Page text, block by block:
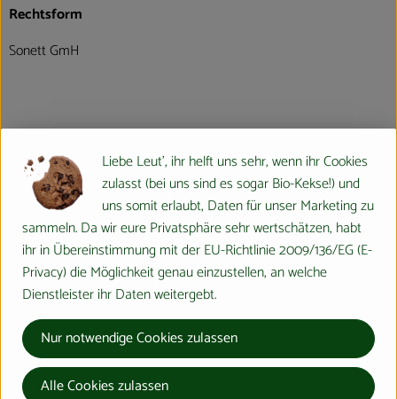
Rechtsform
Sonett GmH
Geschäftsführung: Rebecca Kramer, Kerstin
Schramm
Markt, Verbreitungsgebiet
Sonett wird vor allem über den Naturkosthandel
vertrieben. Die Sonett Produkte gibt es in 43
Ländern. Insgesamt 31 europäischen und 12
außereuropäischen Ländern und in 15 Sprachen.
Liebe Leut', ihr helft uns sehr, wenn ihr Cookies
zulasst (bei uns sind es sogar Bio-Kekse!) und
uns somit erlaubt, Daten für unser Marketing zu
sammeln. Da wir eure Privatsphäre sehr wertschätzen, habt
ihr in Übereinstimmung mit der EU-Richtlinie 2009/136/EG (E-
Privacy) die Möglichkeit genau einzustellen, an welche
Dienstleister ihr Daten weitergebt.
Nur notwendige Cookies zulassen
Alle Cookies zulassen